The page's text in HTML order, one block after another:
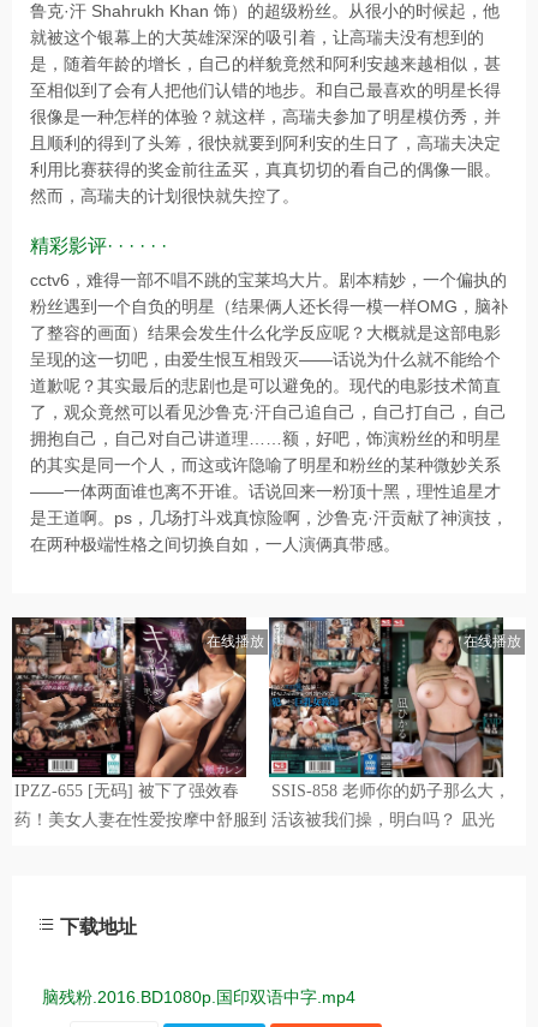
鲁克·汗 Shahrukh Khan 饰）的超级粉丝。从很小的时候起，他
就被这个银幕上的大英雄深深的吸引着，让高瑞夫没有想到的
是，随着年龄的增长，自己的样貌竟然和阿利安越来越相似，甚
至相似到了会有人把他们认错的地步。和自己最喜欢的明星长得
很像是一种怎样的体验？就这样，高瑞夫参加了明星模仿秀，并
且顺利的得到了头筹，很快就要到阿利安的生日了，高瑞夫决定
利用比赛获得的奖金前往孟买，真真切切的看自己的偶像一眼。
然而，高瑞夫的计划很快就失控了。
精彩影评· · · · · ·
cctv6，难得一部不唱不跳的宝莱坞大片。剧本精妙，一个偏执的
粉丝遇到一个自负的明星（结果俩人还长得一模一样OMG，脑补
了整容的画面）结果会发生什么化学反应呢？大概就是这部电影
呈现的这一切吧，由爱生恨互相毁灭——话说为什么就不能给个
道歉呢？其实最后的悲剧也是可以避免的。现代的电影技术简直
了，观众竟然可以看见沙鲁克·汗自己追自己，自己打自己，自己
拥抱自己，自己对自己讲道理……额，好吧，饰演粉丝的和明星
的其实是同一个人，而这或许隐喻了明星和粉丝的某种微妙关系
——一体两面谁也离不开谁。话说回来一粉顶十黑，理性追星才
是王道啊。ps，几场打斗戏真惊险啊，沙鲁克·汗贡献了神演技，
在两种极端性格之间切换自如，一人演俩真带感。
下载地址
脑残粉.2016.BD1080p.国印双语中字.mp4